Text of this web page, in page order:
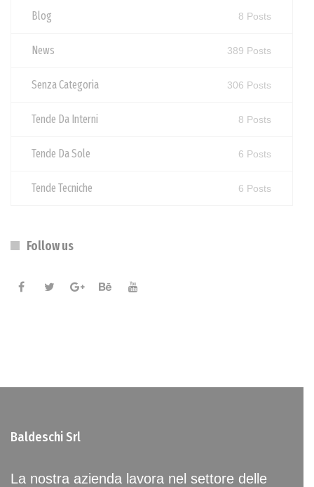
Blog 8 Posts
News 389 Posts
Senza Categoria 306 Posts
Tende Da Interni 8 Posts
Tende Da Sole 6 Posts
Tende Tecniche 6 Posts
Follow us
Baldeschi Srl
La nostra azienda lavora nel settore delle